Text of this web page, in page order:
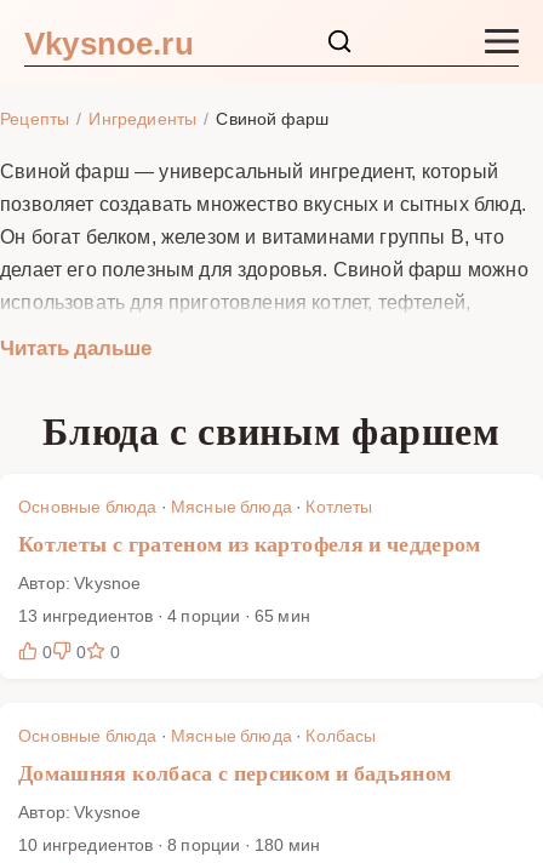
Vkysnoe.ru
Основные блюда
Супы
Ингредиенты
Блог
Рецепты Ингредиенты Свиной фарш
Свиной фарш — универсальный ингредиент, который
позволяет создавать множество вкусных и сытных блюд.
Он богат белком, железом и витаминами группы B, что
делает его полезным для здоровья. Свиной фарш можно
использовать для приготовления котлет, тефтелей,
с различными специями, овощами и крупами, что
близких разнообразными блюдами. В этом разделе вы
приготовить идеальные блюда из свиного фарша.
Читать дальше
Блюда с свиным фаршем
Основные блюда · Мясные блюда· Котлеты
Котлеты с гратеном из картофеля и чеддером
Автор: Vkysnoe
13 ингредиентов · 4 порции · 65 мин
0
0 0
Основные блюда · Мясные блюда· Колбасы
Домашняя колбаса с персиком и бадьяном
Автор: Vkysnoe
10 ингредиентов · 8 порции · 180 мин